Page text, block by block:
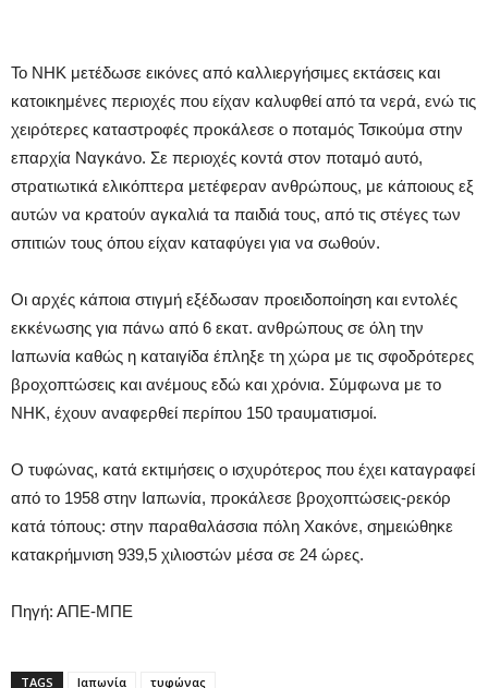
Το NHK μετέδωσε εικόνες από καλλιεργήσιμες εκτάσεις και
κατοικημένες περιοχές που είχαν καλυφθεί από τα νερά, ενώ τις
χειρότερες καταστροφές προκάλεσε ο ποταμός Τσικούμα στην
επαρχία Ναγκάνο. Σε περιοχές κοντά στον ποταμό αυτό,
στρατιωτικά ελικόπτερα μετέφεραν ανθρώπους, με κάποιους εξ
αυτών να κρατούν αγκαλιά τα παιδιά τους, από τις στέγες των
σπιτιών τους όπου είχαν καταφύγει για να σωθούν.
Οι αρχές κάποια στιγμή εξέδωσαν προειδοποίηση και εντολές
εκκένωσης για πάνω από 6 εκατ. ανθρώπους σε όλη την
Ιαπωνία καθώς η καταιγίδα έπληξε τη χώρα με τις σφοδρότερες
βροχοπτώσεις και ανέμους εδώ και χρόνια. Σύμφωνα με το
NHK, έχουν αναφερθεί περίπου 150 τραυματισμοί.
Ο τυφώνας, κατά εκτιμήσεις ο ισχυρότερος που έχει καταγραφεί
από το 1958 στην Ιαπωνία, προκάλεσε βροχοπτώσεις-ρεκόρ
κατά τόπους: στην παραθαλάσσια πόλη Χακόνε, σημειώθηκε
κατακρήμνιση 939,5 χιλιοστών μέσα σε 24 ώρες.
Πηγή: ΑΠΕ-ΜΠΕ
TAGS Ιαπωνία τυφώνας